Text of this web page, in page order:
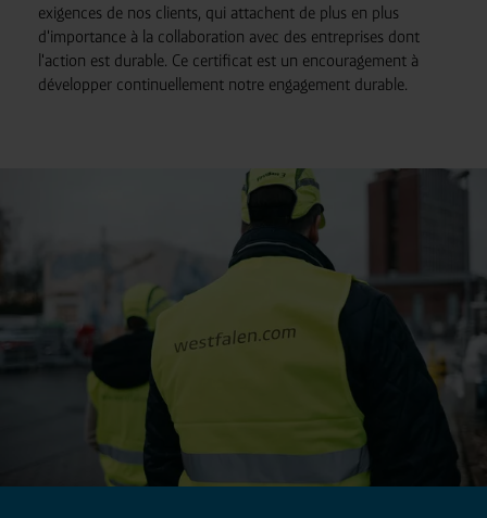
exigences de nos clients, qui attachent de plus en plus
d'importance à la collaboration avec des entreprises dont
l'action est durable. Ce certificat est un encouragement à
développer continuellement notre engagement durable.